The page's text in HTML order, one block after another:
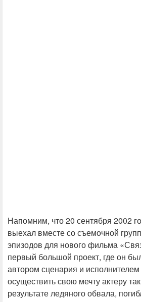
Напомним, что 20 сентября 2002
выехал вместе со съемочной
эпизодов для нового фильма
первый большой проект, где он
автором сценария и
осуществить свою мечту актеру
результате ледяного обвала,